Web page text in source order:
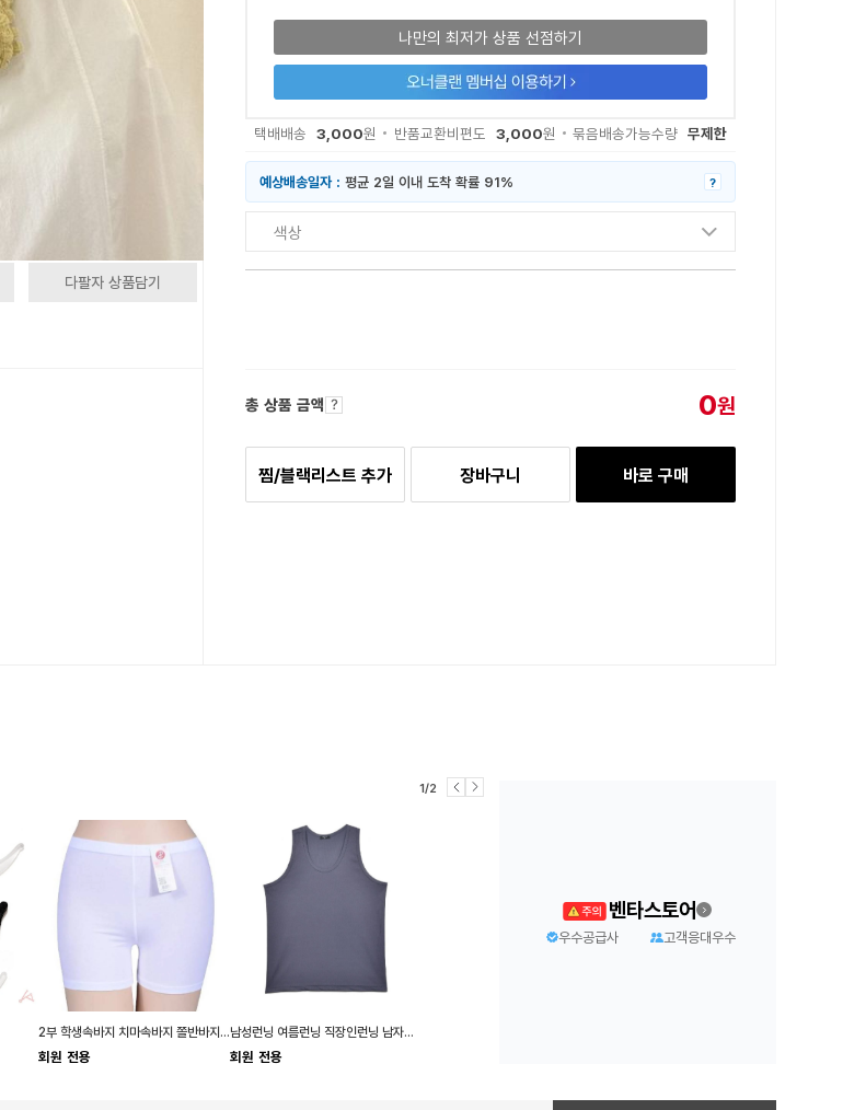
다팔자 상품담기
나만의 최저가 상품 선점하기
택배배송 3,000원 반품교환비편도 3,000원 묶음배송가능수량 무제한
예상배송일자 : 평균 2일 이내 도착 확률 91% ?
색상
총 상품 금액 0원
찜/블랙리스트 추가 장바구니 바로 구매
1/2
2부 학생속바지 치마속바지 쫄반바지 반바지레깅스
회원 전용
남성런닝 여름런닝 직장인런닝 남자런닝 이너웨어
회원 전용
벤타스토어
우수공급사 고객응대우수